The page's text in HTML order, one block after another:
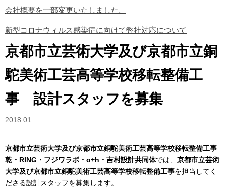
会社概要を一部変更いたしました。
新型コロナウィルス感染症に向けて弊社対応について
京都市立芸術大学及び京都市立銅
駝美術工芸高等学校移転整備工
事 設計スタッフを募集
2018.01
京都市立芸術大学及び京都市立銅駝美術工芸高等学校移転整備工事
乾・RING・フジワラボ・o+h・吉村設計共同体では、 京都市立芸術
大学及び京都市立銅駝美術工芸高等学校移転整備工事を担当してく
ださる設計スタッフを募集します。